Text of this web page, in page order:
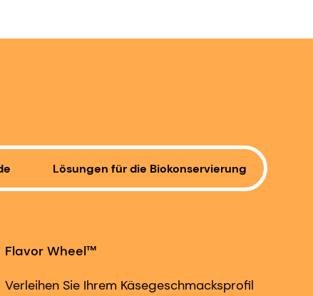
Lösungen für die Biokonservierung
Flavor Wheel™
Verleihen Sie Ihrem Käsegeschmacksprofil